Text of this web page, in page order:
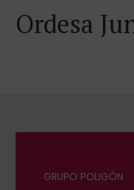
Ordesa
GRUPO POLIGÓN